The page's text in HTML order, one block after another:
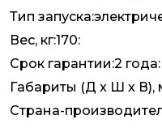
Тип
Вес, кг:170:
Срок гарантии:2 года:
Габариты (Д x Ш x В),
Страна-